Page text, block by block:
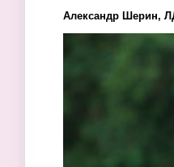
Александр Шерин,